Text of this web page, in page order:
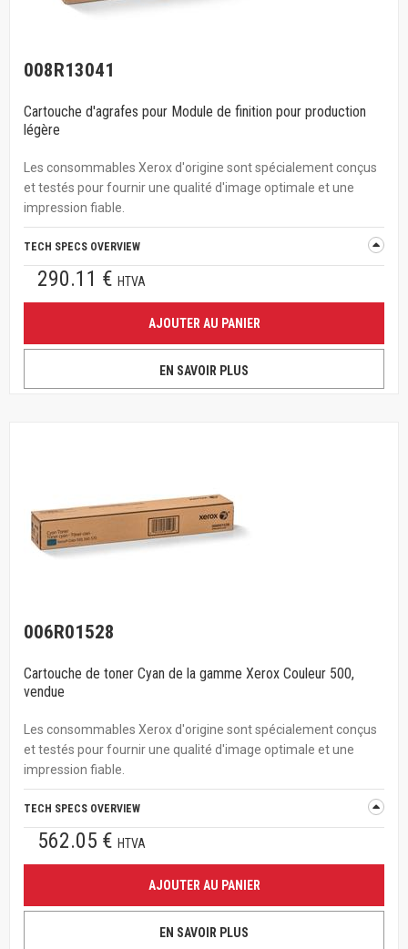
008R13041
Cartouche d'agrafes pour Module de finition pour production
légère
Les consommables Xerox d'origine sont spécialement conçus
et testés pour fournir une qualité d'image optimale et une
impression fiable.
TECH SPECS OVERVIEW
290.11 € HTVA
AJOUTER AU PANIER
EN SAVOIR PLUS
006R01528
Cartouche de toner Cyan de la gamme Xerox Couleur 500,
vendue
Les consommables Xerox d'origine sont spécialement conçus
et testés pour fournir une qualité d'image optimale et une
impression fiable.
TECH SPECS OVERVIEW
562.05 € HTVA
AJOUTER AU PANIER
EN SAVOIR PLUS